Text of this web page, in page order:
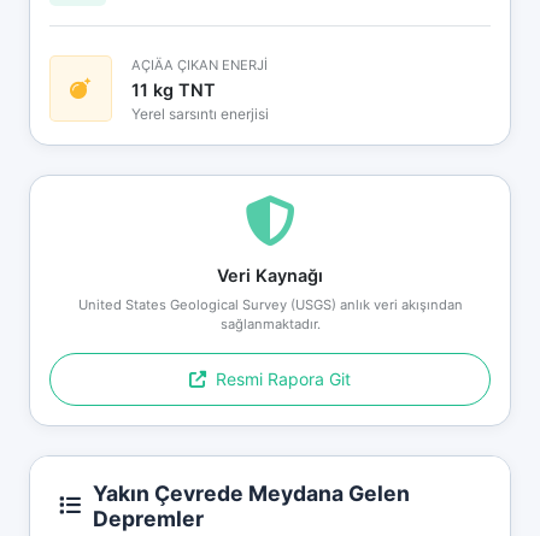
AÇIÄA ÇIKAN ENERJİ
11 kg TNT
Yerel sarsıntı enerjisi
Veri Kaynağı
United States Geological Survey (USGS) anlık veri akışından
sağlanmaktadır.
Resmi Rapora Git
Yakın Çevrede Meydana Gelen
Depremler